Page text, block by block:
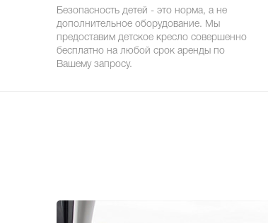
Безопасность детей - это норма, а не
дополнительное оборудование. Мы
предоставим детское кресло совершенно
бесплатно на любой срок аренды по
Вашему запросу.